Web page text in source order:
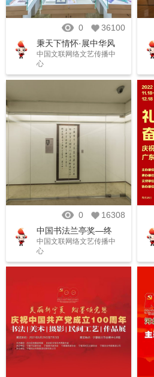
0
36100
秉天下情怀·展中华风
范——中国文联对外
和对港澳台文化交流
成果
中国文联网络文艺传播中
心
0
16308
中国书法兰亭奖—终
身成就奖艺术家作品
展
中国文联网络文艺传播中
心